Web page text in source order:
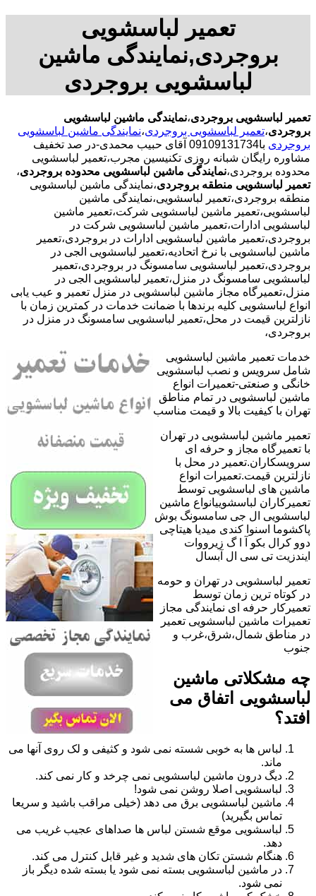
تعمیر لباسشویی
بروجردی,نمایندگی ماشین
لباسشویی بروجردی
تعمیر لباسشویی بروجردی،نمایندگی ماشین لباسشویی
بروجردی،تعمیر لباسشویی بروجردی،نمایندگی ماشین لباسشویی
بروجردی
با09109131734 آقای حبیب محمدی-در صد تخفیف
مشاوره رایگان شبانه روزی تکنیسین مجرب،تعمیر لباسشویی
محدوده بروجردی،نمایندگی ماشین لباسشویی محدوده بروجردی،
تعمیر لباسشویی منطقه بروجردی،نمایندگی ماشین لباسشویی
منطقه بروجردی،تعمیر لباسشویی،نمایندگی ماشین
لباسشویی،تعمیر ماشین لباسشویی شرکت،تعمیر ماشین
لباسشویی ادارات،تعمیر ماشین لباسشویی شرکت در
بروجردی،تعمیر ماشین لباسشویی ادارات در بروجردی،تعمیر
ماشین لباسشویی با نرخ اتحادیه،تعمیر لباسشویی الجی در
بروجردی،تعمیر لباسشویی سامسونگ در بروجردی،تعمیر
لباسشویی سامسونگ در منزل،تعمیر لباسشویی الجی در
منزل،تعمیرگاه مجاز ماشین لباسشویی در منزل تعمیر و عیب یابی
انواع لباسشویی کلیه برندها با ضمانت خدمات در کمترین زمان با
نازلترین قیمت در محل،تعمیر لباسشویی سامسونگ در منزل در
بروجردی،
خدمات تعمیر ماشین لباسشویی
شامل سرویس و نصب لباسشویی
خانگی و صنعتی-تعمیرات انواع
ماشین لباسشویی در تمام مناطق
تهران با کیفیت بالا و قیمت مناسب
تعمیر ماشین لباسشویی در تهران
با تعمیرگاه مجاز و حرفه ای
سرویسکاران.تعمیر در محل با
نازلترین قیمت.تعمیرات انواع
ماشین های لباسشویی توسط
تعمیرکاران لباسشوییانواع ماشین
لباسشویی ال جی سامسونگ بوش
پاکشوما اسنوا کندی میدیا هیتاچی
دوو کرال بکو آ ا گ زیرووات
ایندزیت تی سی ال آبسال
تعمیر لباسشویی در تهران و حومه
در کوتاه ترین زمان توسط
تعمیرکار حرفه ای نمایندگی مجاز
تعمیرات ماشین لباسشویی تعمیر
در مناطق شمال،شرق،غرب و
جنوب
چه مشکلاتی ماشین
لباسشویی اتفاق می
افتد؟
لباس ها به خوبی شسته نمی شود و کثیفی و لک روی آنها می
ماند.
دیگ درون ماشین لباسشویی نمی چرخد و کار نمی کند.
لباسشویی اصلا روشن نمی شود!
ماشین لباسشویی برق می دهد (خیلی مراقب باشید و سریعا
تماس بگیرید)
لباسشویی موقع شستن لباس ها صداهای عجیب غریب می
دهد.
هنگام شستن تکان های شدید و غیر قابل کنترل می کند.
در ماشین لباسشویی بسته نمی شود یا بسته شده دیگر باز
نمی شود.